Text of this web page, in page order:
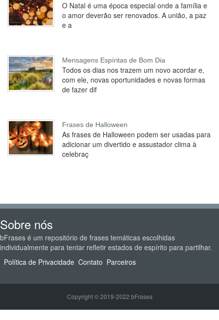
O Natal é uma época especial onde a família e
o amor deverão ser renovados. A união, a paz
e a
Mensagens Espíritas de Bom Dia
Todos os dias nos trazem um novo acordar e,
com ele, novas oportunidades e novas formas
de fazer dif
Frases de Halloween
As frases de Halloween podem ser usadas para
adicionar um divertido e assustador clima à
celebraç
Sobre nós
bFrases é um repositório de frases temáticas escolhidas
individualmente para tentar refletir estados de espírito para partilhar.
Política de Privacidade Contato Parceiros
Copyright © 2019-2022 bFrases